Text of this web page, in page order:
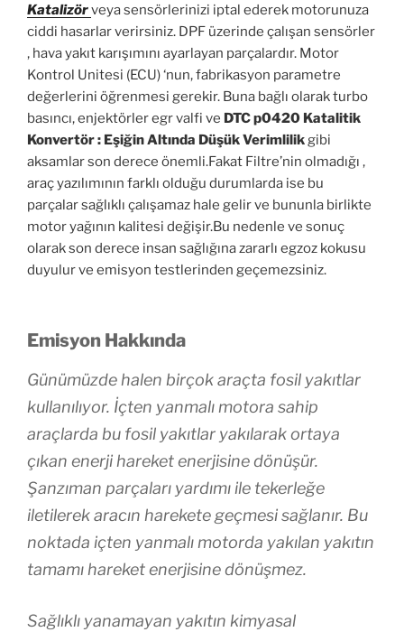
Katalizörveya sensörlerinizi iptal ederek motorunuza
ciddi hasarlar verirsiniz. DPF üzerinde çalışan sensörler
, hava yakıt karışımını ayarlayan parçalardır. Motor
Kontrol Unitesi (ECU) ‘nun, fabrikasyon parametre
değerlerini öğrenmesi gerekir. Buna bağlı olarak turbo
basıncı, enjektörler egr valfi ve DTC p0420 Katalitik
Konvertör : Eşiğin Altında Düşük Verimlilikgibi
aksamlar son derece önemli.Fakat Filtre’nin olmadığı ,
araç yazılımının farklı olduğu durumlarda ise bu
parçalar sağlıklı çalışamaz hale gelir ve bununla birlikte
motor yağının kalitesi değişir.Bu nedenle ve sonuç
olarak son derece insan sağlığına zararlı egzoz kokusu
duyulur ve emisyon testlerinden geçemezsiniz.
Emisyon Hakkında
Günümüzde halen birçok araçta fosil yakıtlar
kullanılıyor. İçten yanmalı motora sahip
araçlarda bu fosil yakıtlar yakılarak ortaya
çıkan enerji hareket enerjisine dönüşür.
Şanzıman parçaları yardımı ile tekerleğe
iletilerek aracın harekete geçmesi sağlanır. Bu
noktada içten yanmalı motorda yakılan yakıtın
tamamı hareket enerjisine dönüşmez.
Sağlıklı yanamayan yakıtın kimyasal